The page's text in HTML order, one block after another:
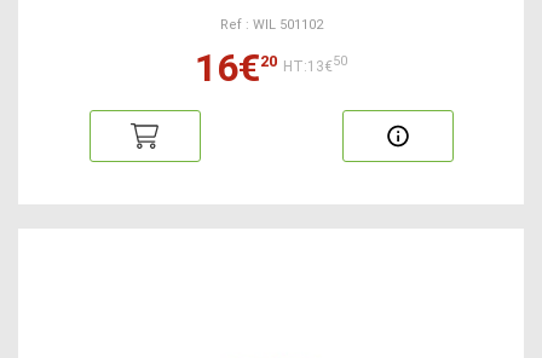
Ref : WIL 501102
16€20 HT:13€50